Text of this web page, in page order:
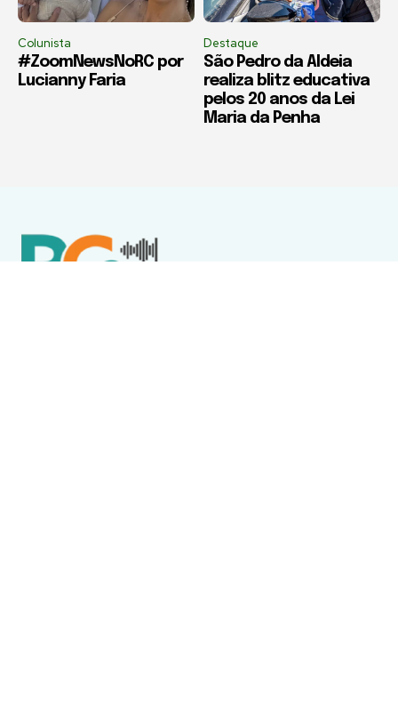
Colunista
#ZoomNewsNoRC por
Lucianny Faria
Destaque
São Pedro da Aldeia
realiza blitz educativa
pelos 20 anos da Lei
Maria da Penha